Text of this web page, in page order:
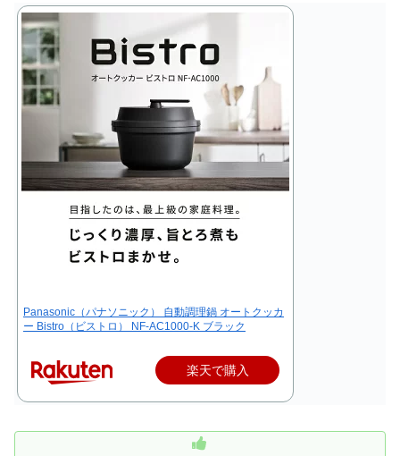
Panasonic（パナソニック） 自動調理鍋 オートクッカ
ー Bistro（ビストロ） NF-AC1000-K ブラック
楽天で購入